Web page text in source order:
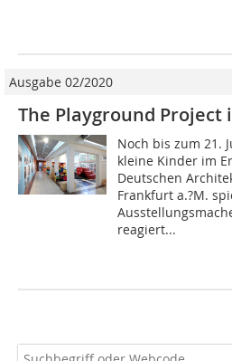
Ausgabe 02/2020
The Playground Project
Noch bis zum 21.
kleine Kinder im
Deutschen
Frankfurt a.?M.
reagiert...